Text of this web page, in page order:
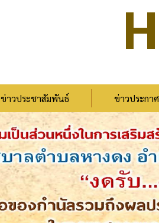
ข่าวประชาสัมพันธ์ ข่าวประกาศ